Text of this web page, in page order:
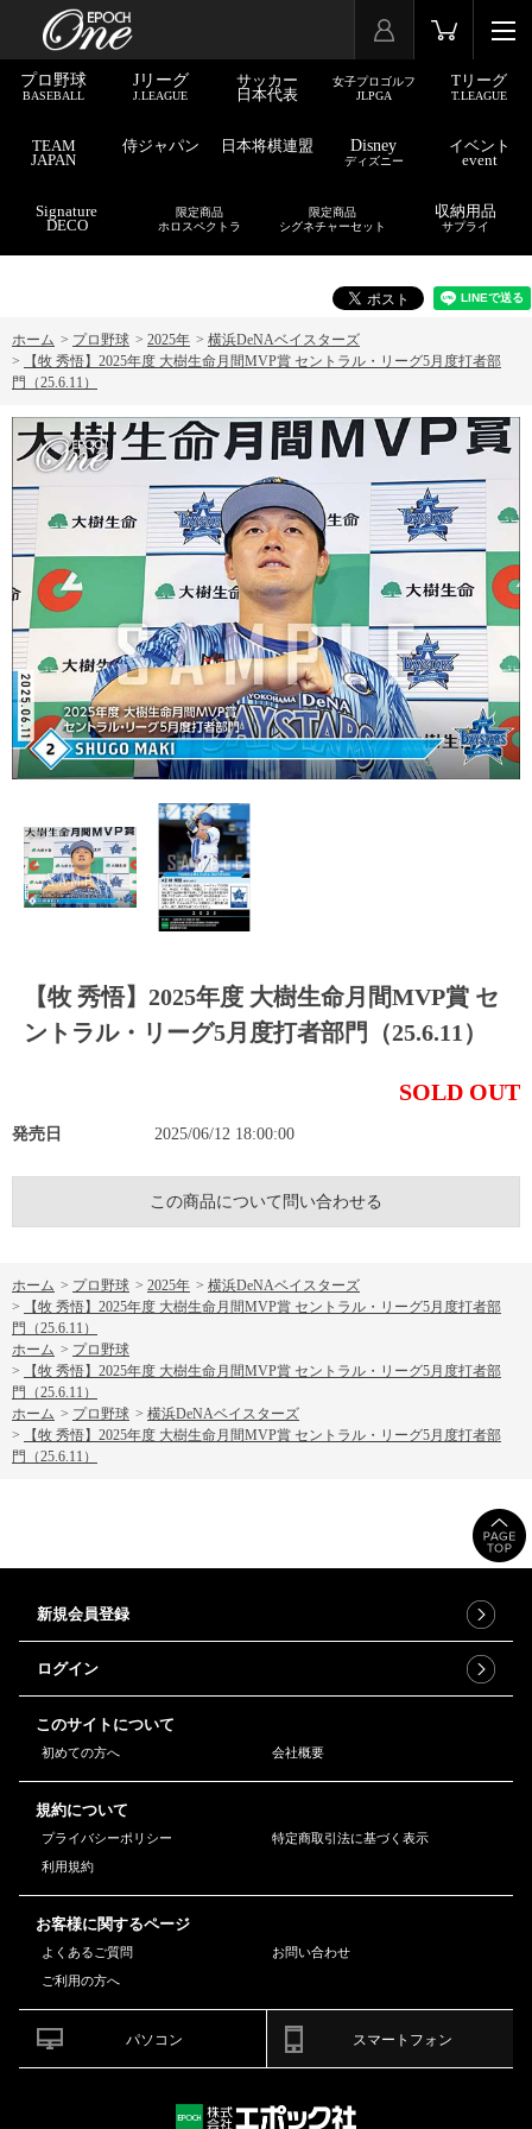
プロ野球
BASEBALL
Jリーグ
J.LEAGUE
サッカー
日本代表
女子プロゴルフ
JLPGA
Tリーグ
T.LEAGUE
TEAM
JAPAN
侍ジャパン 日本将棋連盟 Disney
ディズニー
イベント
event
Signature
DECO
限定商品
ホロスペクトラ
限定商品
シグネチャーセット
収納用品
サプライ
ホーム > プロ野球 > 2025年 > 横浜DeNAベイスターズ
>
【牧 秀悟】2025年度 大樹生命月間MVP賞 セントラル・リーグ5月度打者部
門（25.6.11）
【牧 秀悟】2025年度 大樹生命月間MVP賞 セ
ントラル・リーグ5月度打者部門（25.6.11）
SOLD OUT
発売日 2025/06/12 18:00:00
この商品について問い合わせる
ホーム > プロ野球 > 2025年 > 横浜DeNAベイスターズ
>
【牧 秀悟】2025年度 大樹生命月間MVP賞 セントラル・リーグ5月度打者部
門（25.6.11）
ホーム > プロ野球
>
【牧 秀悟】2025年度 大樹生命月間MVP賞 セントラル・リーグ5月度打者部
門（25.6.11）
ホーム > プロ野球 > 横浜DeNAベイスターズ
>
【牧 秀悟】2025年度 大樹生命月間MVP賞 セントラル・リーグ5月度打者部
門（25.6.11）
新規会員登録
ログイン
このサイトについて
初めての方へ 会社概要
規約について
プライバシーポリシー
特定商取引法に基づく表示
利用規約
お客様に関するページ
よくあるご質問
お問い合わせ
ご利用の方へ
パソコン スマートフォン